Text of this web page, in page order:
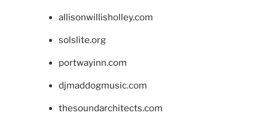
allisonwillisholley.com
solslite.org
portwayinn.com
djmaddogmusic.com
thesoundarchitects.com